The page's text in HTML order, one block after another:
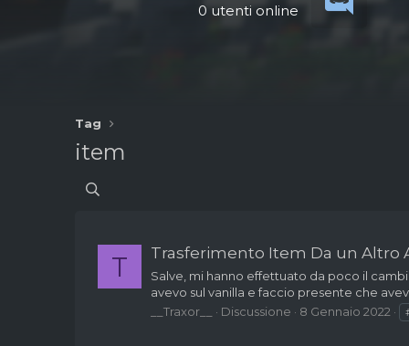
0 utenti online
Tag
item
T Trasferimento Item Da un Altro
Salve, mi hanno effettuato da poco il
avevo sul vanilla e faccio presente che
__Traxor__
Discussione 8 Gennaio 2022